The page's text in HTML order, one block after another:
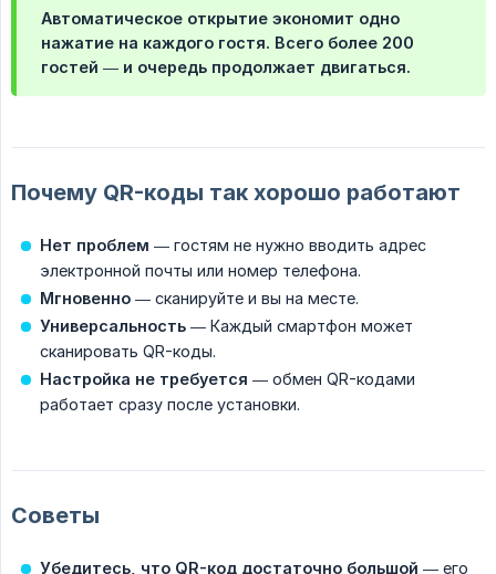
Автоматическое открытие экономит одно
нажатие на каждого гостя. Всего более 200
гостей — и очередь продолжает двигаться.
Почему QR-коды так хорошо работают
Нет проблем — гостям не нужно вводить адрес
электронной почты или номер телефона.
Мгновенно — сканируйте и вы на месте.
Универсальность — Каждый смартфон может
сканировать QR-коды.
Настройка не требуется — обмен QR-кодами
работает сразу после установки.
Советы
Убедитесь, что QR-код достаточно большой — его